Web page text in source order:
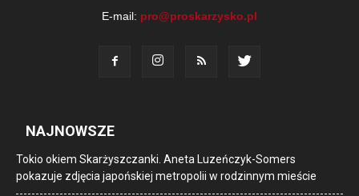
E-mail: pro@proskarzysko.pl
NAJNOWSZE
Tokio okiem Skarżyszczanki. Aneta Luzeńczyk-Somers
pokazuje zdjęcia japońskiej metropolii w rodzinnym mieście